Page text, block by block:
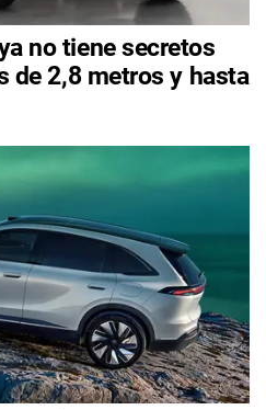
no tiene secretos
de 2,8 metros y hasta